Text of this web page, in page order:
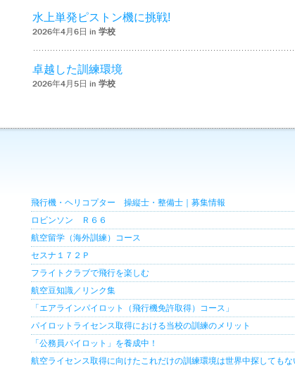
水上単発ピストン機に挑戦!
2026年4月6日 in 学校
卓越した訓練環境
2026年4月5日 in 学校
飛行機・ヘリコプター 操縦士・整備士｜募集情報
ロビンソン Ｒ６６
航空留学（海外訓練）コース
セスナ１７２Ｐ
フライトクラブで飛行を楽しむ
航空豆知識／リンク集
「エアラインパイロット（飛行機免許取得）コース」
パイロットライセンス取得における当校の訓練のメリット
「公務員パイロット」を養成中！
航空ライセンス取得に向けたこれだけの訓練環境は世界中探してもな